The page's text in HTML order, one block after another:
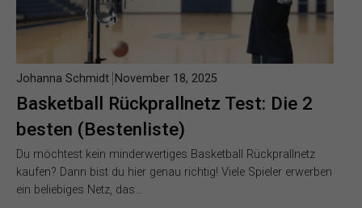
Basketball Rückprallnetz Test: Die 2
besten (Bestenliste)
Johanna Schmidt November 18, 2025
Du möchtest kein minderwertiges Basketball Rückprallnetz
kaufen? Dann bist du hier genau richtig! Viele Spieler erwerben
ein beliebiges Netz, das…